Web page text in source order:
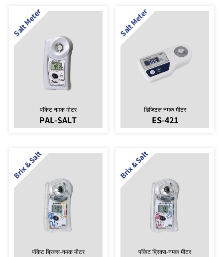
पॉकेट नमक मीटर
PAL-SALT
डिजिटल नमक मीटर
ES-421
पॉकेट ब्रिक्स-नमक मीटर पॉकेट ब्रिक्स-नमक मीटर